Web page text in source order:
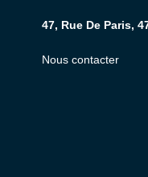
47, Rue De Paris,
Nous contacter